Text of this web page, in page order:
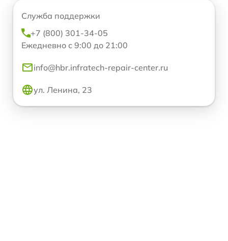
Служба поддержки
+7 (800) 301-34-05
Ежедневно с 9:00 до 21:00
info@hbr.infratech-repair-center.ru
ул. Ленина, 23